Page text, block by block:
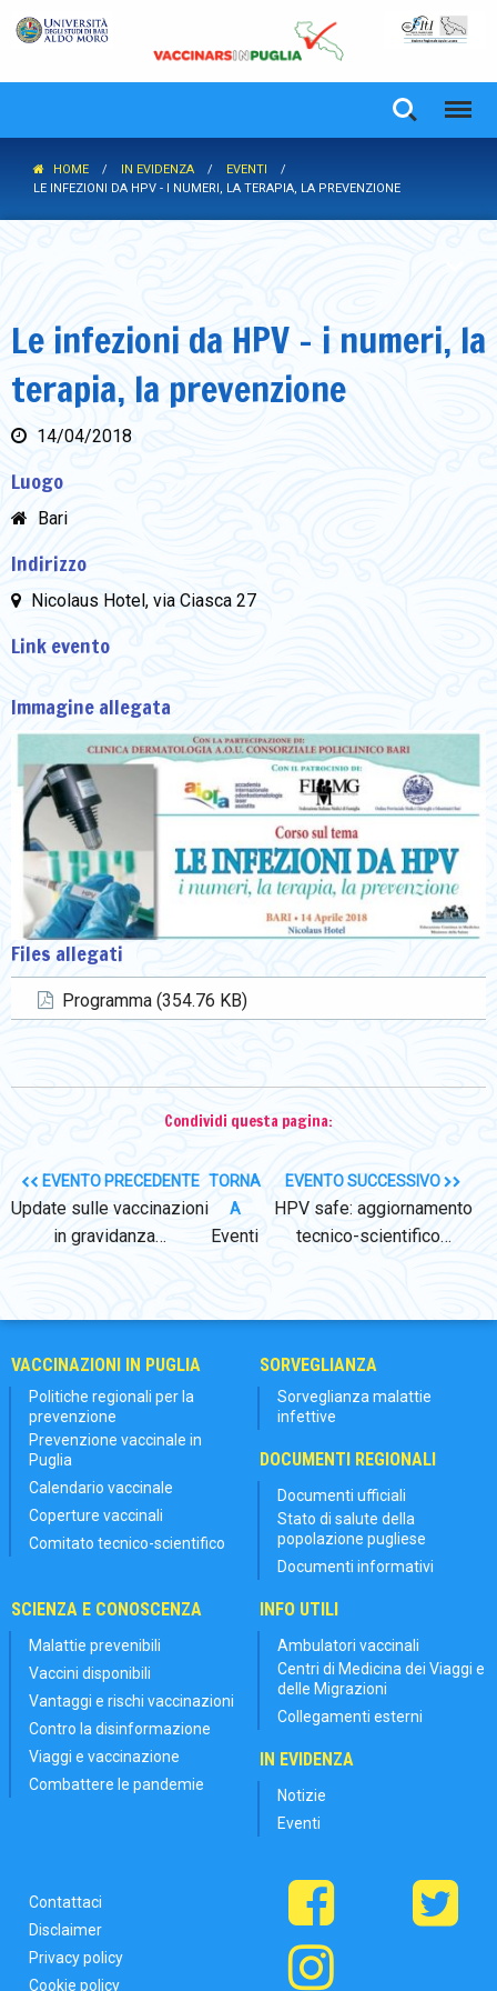
HOME IN EVIDENZA
EVENTI
LE INFEZIONI DA HPV - I NUMERI, LA TERAPIA, LA PREVENZIONE
Le infezioni da HPV - i numeri, la
terapia, la prevenzione
14/04/2018
Luogo
Bari
Indirizzo
Nicolaus Hotel, via Ciasca 27
Link evento
Immagine allegata
Files allegati
Programma (354.76 KB)
Condividi questa pagina:
EVENTO PRECEDENTE
Update sulle vaccinazioni
in gravidanza…
TORNA
A
Eventi
EVENTO SUCCESSIVO
HPV safe: aggiornamento
tecnico-scientifico…
VACCINAZIONI IN PUGLIA
Politiche regionali per la
prevenzione
Prevenzione vaccinale in
Puglia
Calendario vaccinale
Coperture vaccinali
Comitato tecnico-scientifico
SORVEGLIANZA
Sorveglianza malattie
infettive
DOCUMENTI REGIONALI
Documenti ufficiali
Stato di salute della
popolazione pugliese
Documenti informativi
SCIENZA E CONOSCENZA
Malattie prevenibili
Vaccini disponibili
Vantaggi e rischi vaccinazioni
Contro la disinformazione
Viaggi e vaccinazione
Combattere le pandemie
INFO UTILI
Ambulatori vaccinali
Centri di Medicina dei Viaggi e
delle Migrazioni
Collegamenti esterni
IN EVIDENZA
Notizie
Eventi
Contattaci
Disclaimer
Privacy policy
Cookie policy